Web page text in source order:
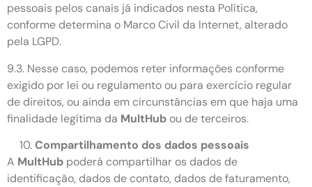
pessoais pelos canais já indicados nesta Política,
conforme determina o Marco Civil da Internet, alterado
pela LGPD.
9.3. Nesse caso, podemos reter informações conforme
exigido por lei ou regulamento ou para exercício regular
de direitos, ou ainda em circunstâncias em que haja uma
finalidade legítima da MultHub ou de terceiros.
Compartilhamento dos dados pessoais
A MultHub poderá compartilhar os dados de
identificação, dados de contato, dados de faturamento,